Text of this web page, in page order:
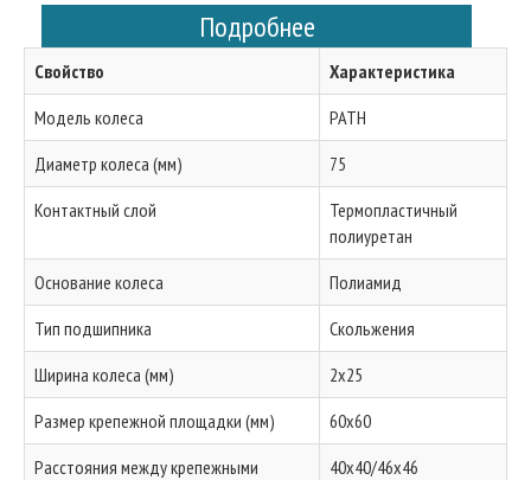
Подробнее
Свойство
Характеристика
Модель колеса
PATH
Диаметр колеса (мм)
75
Контактный слой
Термопластичный
полиуретан
Основание колеса
Полиамид
Тип подшипника
Скольжения
Ширина колеса (мм)
2x25
Размер крепежной площадки (мм)
60x60
Расстояния между крепежными
40x40/46x46